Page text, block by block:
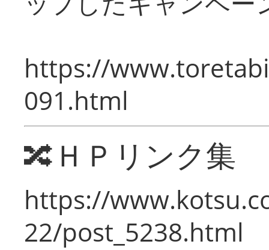
https://
091.html
🔀ＨＰリンク集
https://
22/post_5238.html